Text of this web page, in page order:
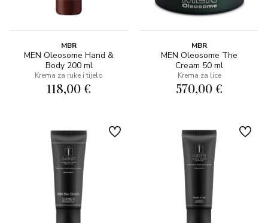
MBR
MEN Oleosome Hand &
Body 200 ml
Krema za ruke i tijelo
118,00 €
MBR
MEN Oleosome The
Cream 50 ml
Krema za lice
570,00 €